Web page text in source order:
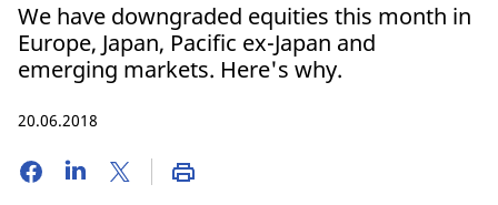
We have downgraded equities this month in
Europe, Japan, Pacific ex-Japan and
emerging markets. Here's why.
20.06.2018